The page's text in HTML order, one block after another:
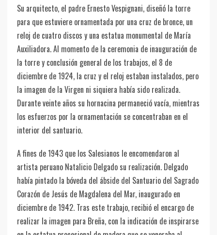
Su arquitecto, el padre Ernesto Vespignani, diseñó la torre
para que estuviere ornamentada por una cruz de bronce, un
reloj de cuatro discos y una estatua monumental de María
Auxiliadora. Al momento de la ceremonia de inauguración de
la torre y conclusión general de los trabajos, el 8 de
diciembre de 1924, la cruz y el reloj estaban instalados, pero
la imagen de la Virgen ni siquiera había sido realizada.
Durante veinte años su hornacina permaneció vacía, mientras
los esfuerzos por la ornamentación se concentraban en el
interior del santuario.
A fines de 1943 que los Salesianos le encomendaron al
artista peruano Natalicio Delgado su realización. Delgado
había pintado la bóveda del ábside del Santuario del Sagrado
Corazón de Jesús de Magdalena del Mar, inaugurado en
diciembre de 1942. Tras este trabajo, recibió el encargo de
realizar la imagen para Breña, con la indicación de inspirarse